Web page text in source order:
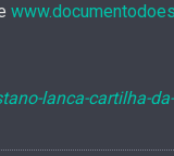
lanca-cartilha-